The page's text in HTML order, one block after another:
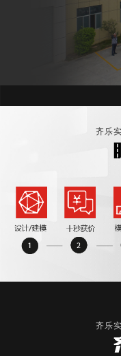
齐乐
齐乐